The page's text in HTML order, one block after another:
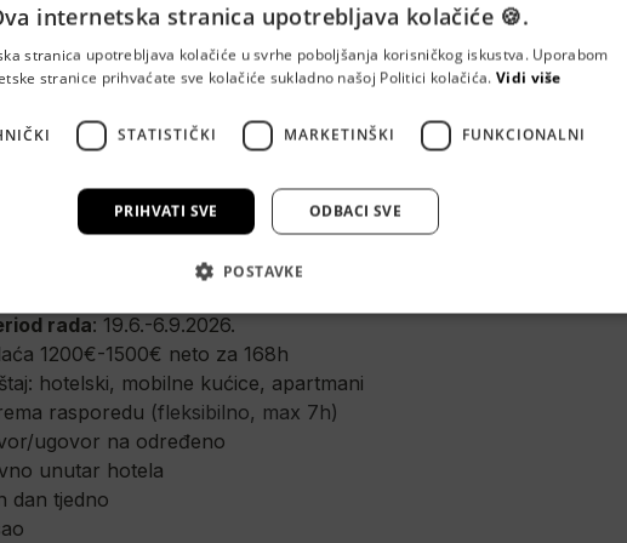
i znaš raditi s djecom? U Risusu tražimo Dječje animatore
Hrvatske.
Biograd na Moru, Baška Voda, Pakoštane, Pag, Vodice
rada: 13.2.- 31.12.2026.
: 20.4.-30.9.2026., 20.5.-13.9.2026.
rada: 19.6.-6.9.2026.
1200€-1500€ neto za 168h
hotelski, mobilne kućice, apartmani
rasporedu (fleksibilno, max 7h)
ugovor na određeno
unutar hotela
dan tjedno
internetska stranica upotrebljava kolačiće 🍪.
stranica upotrebljava kolačiće u svrhe poboljšanja korisničkog iskustva. Uporabom
stranice prihvaćate sve kolačiće sukladno našoj Politici kolačića. Vidi više
STATISTIČKI MARKETINŠKI FUNKCIONALNI
PRIHVATI SVE ODBACI SVE
POSTAVKE